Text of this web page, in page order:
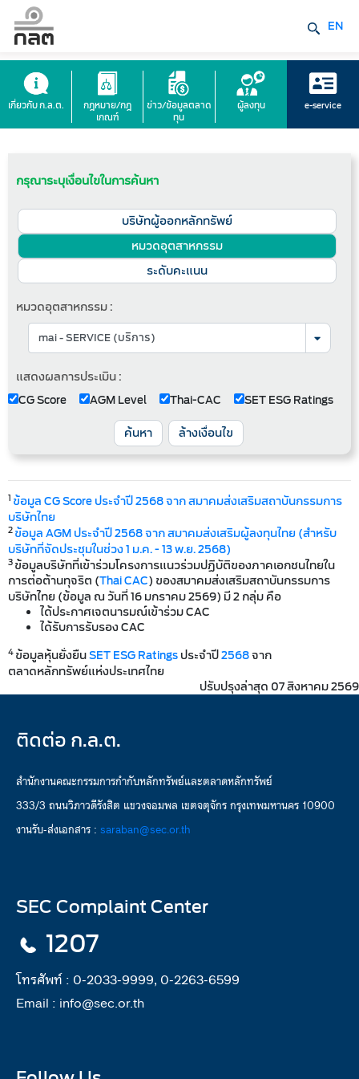
EN
เกี่ยวกับ ก.ล.ต.
กฎหมาย/กฎ
เกณฑ์
ข่าว/ข้อมูลตลาด
ทุน
ผู้ลงทุน e-service
กรุณาระบุเงื่อนไขในการค้นหา
บริษัทผู้ออกหลักทรัพย์
หมวดอุตสาหกรรม
ระดับคะแนน
หมวดอุตสาหกรรม :
แสดงผลการประเมิน :
CG Score
AGM Level Thai-CAC
SET ESG Ratings
ค้นหา
ล้างเงื่อนไข
1 ข้อมูล CG Score ประจำปี 2568 จาก สมาคมส่งเสริมสถาบันกรรมการ
บริษัทไทย
2ข้อมูล AGM ประจำปี 2568 จาก สมาคมส่งเสริมผู้ลงทุนไทย (สำหรับ
บริษัทที่จัดประชุมในช่วง 1 ม.ค. - 13 พ.ย. 2568)
3ข้อมูลบริษัทที่เข้าร่วมโครงการแนวร่วมปฏิบัติของภาคเอกชนไทยใน
การต่อต้านทุจริต (Thai CAC) ของสมาคมส่งเสริมสถาบันกรรมการ
บริษัทไทย (ข้อมูล ณ วันที่ 16 มกราคม 2569) มี 2 กลุ่ม คือ
ได้ประกาศเจตนารมณ์เข้าร่วม CAC
ได้รับการรับรอง CAC
4ข้อมูลหุ้นยั่งยืนSET ESG Ratingsประจำปี2568จาก
ตลาดหลักทรัพย์แห่งประเทศไทย
ปรับปรุงล่าสุด 07 สิงหาคม 2569
ติดต่อ ก.ล.ต.
สำนักงานคณะกรรมการกำกับหลักทรัพย์และตลาดหลักทรัพย์
333/3 ถนนวิภาวดีรังสิต แขวงจอมพล เขตจตุจักร กรุงเทพมหานคร 10900
งานรับ-ส่งเอกสาร : saraban@sec.or.th
SEC Complaint Center
1207
โทรศัพท์ : 0-2033-9999, 0-2263-6599
Email : info@sec.or.th